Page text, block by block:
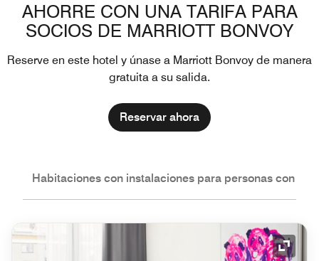
AHORRE CON UNA TARIFA PARA
SOCIOS DE MARRIOTT BONVOY
Reserve en este hotel y únase a Marriott Bonvoy de manera
gratuita a su salida.
Reservar ahora
Habitaciones con instalaciones para personas con
Icono